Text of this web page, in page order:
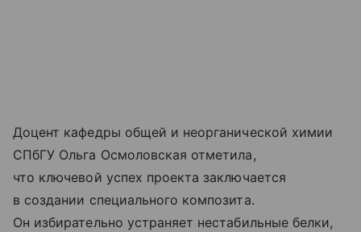
Доцент кафедры общей и неорганической химии
СПбГУ Ольга Осмоловская отметила,
что ключевой успех проекта заключается
в создании специального композита.
Он избирательно устраняет нестабильные белки,